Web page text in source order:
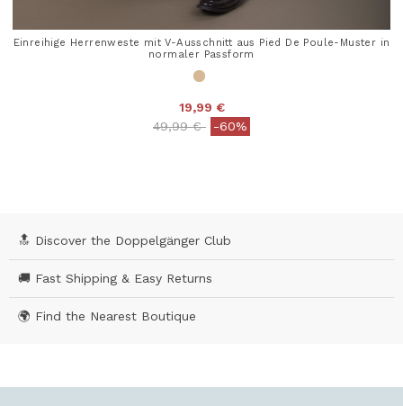
Einreihige Herrenweste mit V-Ausschnitt aus Pied De Poule-Muster in
normaler Passform
19,99 €
Price reduced from
49,99 €to-60%
🔝 Discover the Doppelgänger Club
🚚 Fast Shipping & Easy Returns
🌍 Find the Nearest Boutique